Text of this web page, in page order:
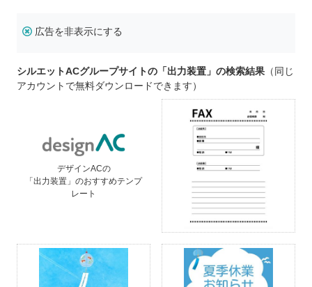
広告を非表示にする
シルエットACグループサイトの「出力装置」の検索結果 （同じ
アカウントで無料ダウンロードできます）
デザインACの
「出力装置」のおすすめテンプ
レート